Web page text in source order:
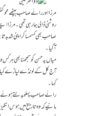
مرزا اور رائے صاحب بیٹھے
روشنی ڈالی جا رہی تھی۔
صاحب بھی کسمسا کر اپنی شد
آگیا۔
میاں یہ حسن کو سمجھنا بھی
آج کل کے لونڈے لپاڑے کیا
کہا۔
رائے صاحب پہلو بدلتے
مانیے کہ وہ تاریخ میں ہوس